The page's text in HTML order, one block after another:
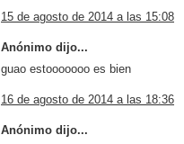
15 de agosto de 2014 a las 15:08
Anónimo dijo...
guao estooooooo es bien
16 de agosto de 2014 a las 18:36
Anónimo dijo...